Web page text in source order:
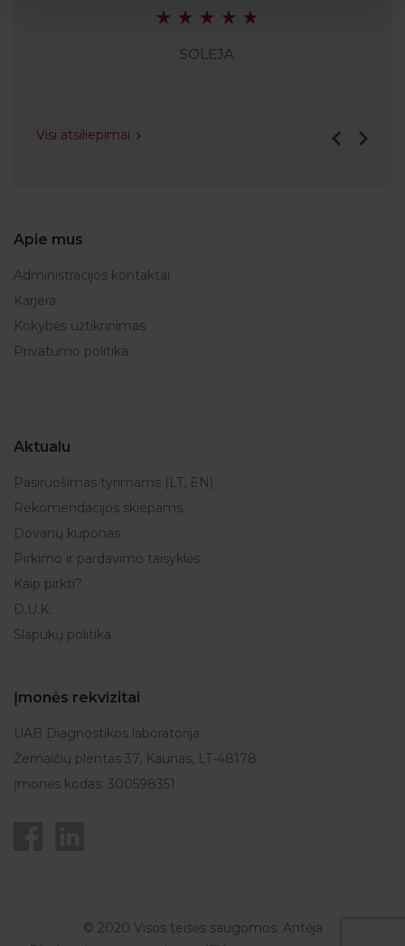
SOLĖJA
Visi atsiliepimai
Apie mus
Administracijos kontaktai
Karjera
Kokybės užtikrinimas
Privatumo politika
Aktualu
Pasiruošimas tyrimams (LT, EN)
Rekomendacijos skiepams
Dovanų kuponas
Pirkimo ir pardavimo taisyklės
Kaip pirkti?
D.U.K.
Slapukų politika
Įmonės rekvizitai
UAB Diagnostikos laboratorija
Žemaičių plentas 37, Kaunas, LT-48178
Įmonės kodas: 300598351
© 2020 Visos teisės saugomos. Antėja